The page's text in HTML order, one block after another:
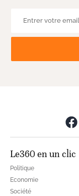
Le360 en un clic
Politique
Economie
Société